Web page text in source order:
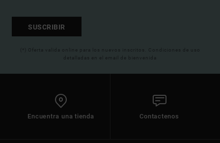
SUSCRIBIR
(*) Oferta valida online para los nuevos inscritos. Condiciones de uso
detalladas en el email de bienvenida
Encuentra una tienda Contactenos